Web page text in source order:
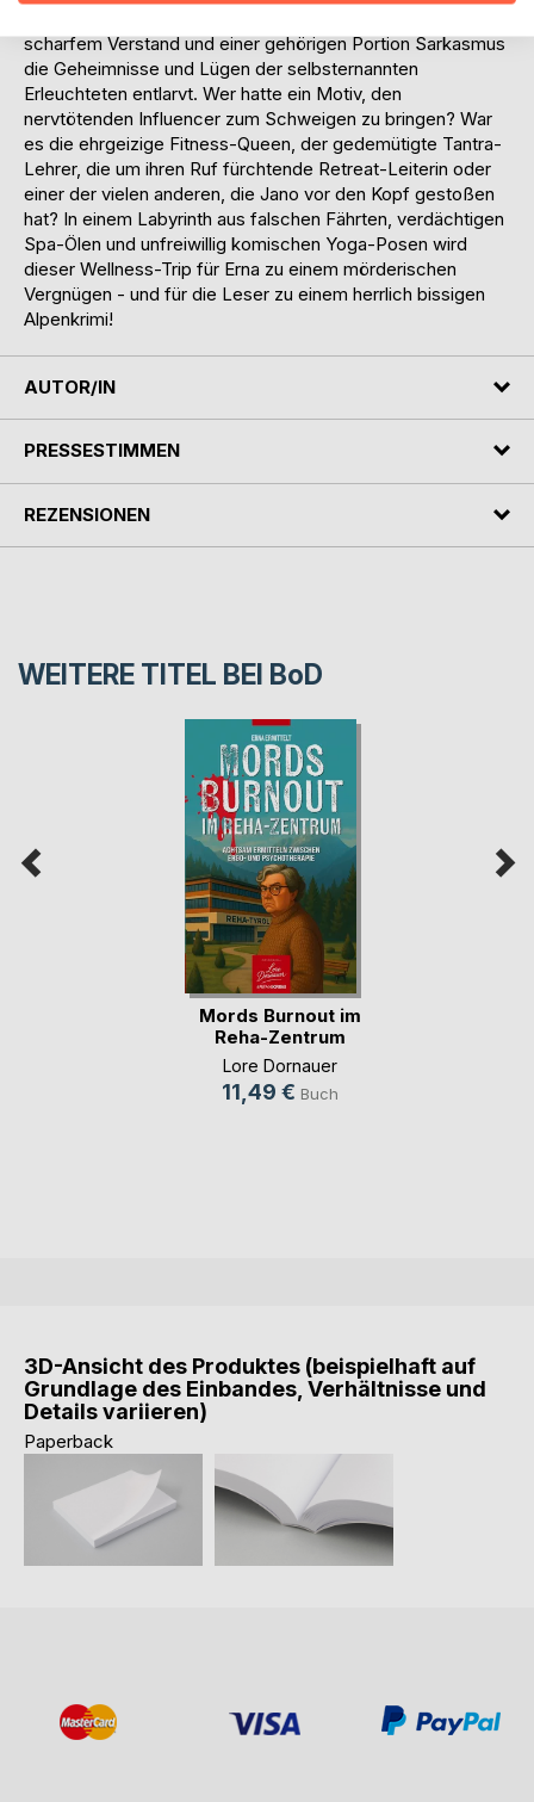
scharfem Verstand und einer gehörigen Portion Sarkasmus
die Geheimnisse und Lügen der selbsternannten
Erleuchteten entlarvt. Wer hatte ein Motiv, den
nervtötenden Influencer zum Schweigen zu bringen? War
es die ehrgeizige Fitness-Queen, der gedemütigte Tantra-
Lehrer, die um ihren Ruf fürchtende Retreat-Leiterin oder
einer der vielen anderen, die Jano vor den Kopf gestoßen
hat? In einem Labyrinth aus falschen Fährten, verdächtigen
Spa-Ölen und unfreiwillig komischen Yoga-Posen wird
dieser Wellness-Trip für Erna zu einem mörderischen
Vergnügen - und für die Leser zu einem herrlich bissigen
Alpenkrimi!
AUTOR/IN
PRESSESTIMMEN
REZENSIONEN
WEITERE TITEL BEI BoD
Mords Burnout im
Reha-Zentrum
Lore Dornauer
11,49 € Buch
3D-Ansicht des Produktes (beispielhaft auf
Grundlage des Einbandes, Verhältnisse und
Details variieren)
Paperback